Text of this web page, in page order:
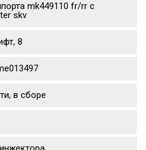
mk449110 fr/rr с
skv
8
в сборе